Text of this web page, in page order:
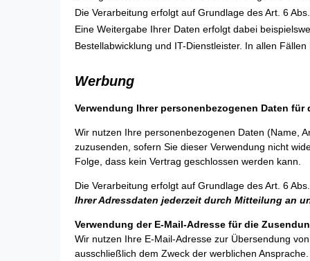
Die Verarbeitung erfolgt auf Grundlage des Art. 6
Eine Weitergabe Ihrer Daten erfolgt dabei
Bestellabwicklung und IT-Dienstleister. In allen
Werbung
Verwendung Ihrer personenbezogenen Daten
Wir nutzen Ihre personenbezogenen Daten (Name,
zuzusenden, sofern Sie dieser Verwendung nicht
Folge, dass kein Vertrag geschlossen werden kann.
Die Verarbeitung erfolgt auf Grundlage des Art. 6
Ihrer Adressdaten jederzeit durch Mitteilung an
Verwendung der E-Mail-Adresse für die
Wir nutzen Ihre E-Mail-Adresse zur Übersendung
ausschließlich dem Zweck der werblichen